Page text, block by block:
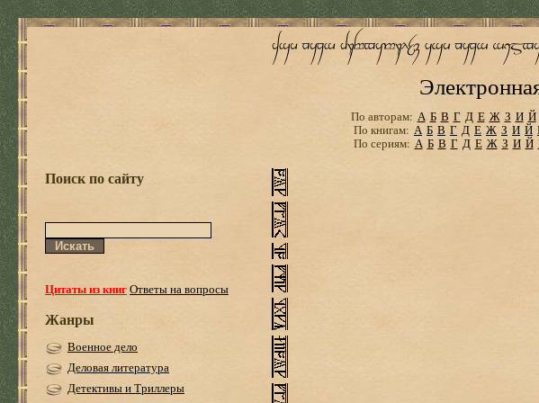
По авторам: А Б В Г Д Е Ж З И Й
По книгам: А Б В Г Д Е Ж З И Й
По сериям: А Б В Г Д Е Ж З И Й
Поиск по сайту
Цитаты из книгОтветы на вопросы
Жанры
Военное дело
Деловая литература
Детективы и Триллеры